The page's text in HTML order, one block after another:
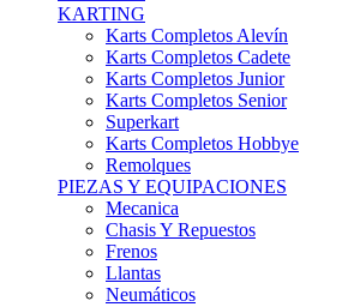
KARTING
Karts Completos Alevín
Karts Completos Cadete
Karts Completos Junior
Karts Completos Senior
Superkart
Karts Completos Hobbye
Remolques
PIEZAS Y EQUIPACIONES
Mecanica
Chasis Y Repuestos
Frenos
Llantas
Neumáticos